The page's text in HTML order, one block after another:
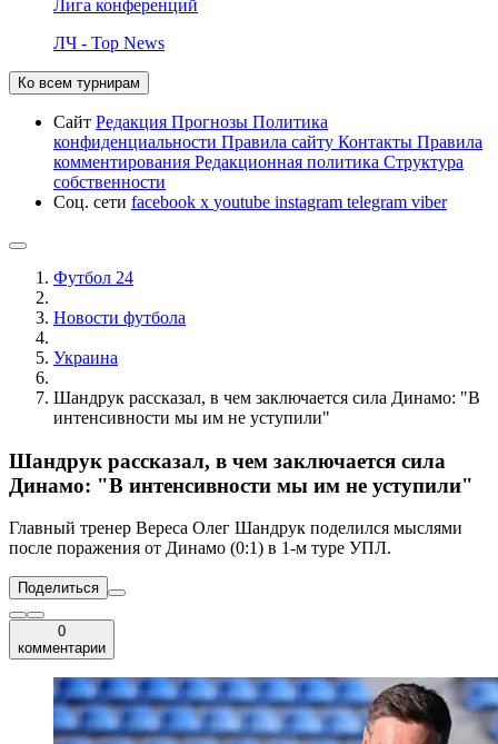
Лига конференций
ЛЧ - Top News
Ко всем турнирам
Сайт Редакция Прогнозы Политика
конфиденциальности Правила сайту Контакты Правила
комментирования Редакционная политика Структура
собственности
Соц. сети facebook x youtube instagram telegram viber
Футбол 24
Новости футбола
Украина
Шандрук рассказал, в чем заключается сила Динамо: "В
интенсивности мы им не уступили"
Шандрук рассказал, в чем заключается сила
Динамо: "В интенсивности мы им не уступили"
Главный тренер Вереса Олег Шандрук поделился мыслями
после поражения от Динамо (0:1) в 1-м туре УПЛ.
Поделиться
0
комментарии